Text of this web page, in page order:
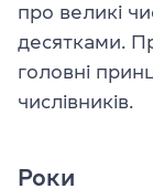
про великі
десятками.
головні
числівників.
Роки